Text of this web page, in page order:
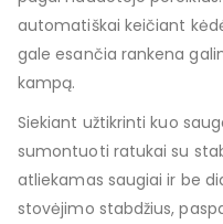
automatiškai keičiant
gale esančia rankena
kampą.
Siekiant užtikrinti kuo
sumontuoti ratukai su
atliekamas saugiai ir be
stovėjimo stabdžius,